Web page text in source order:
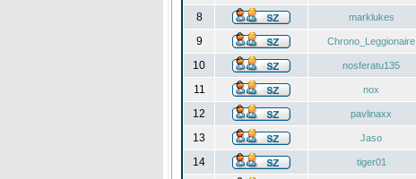
8
marklukes
9
Chrono_Leggionaire
10
nosferatu135
11
nox
12
pavlinaxx
13
Jaso
14
tiger01